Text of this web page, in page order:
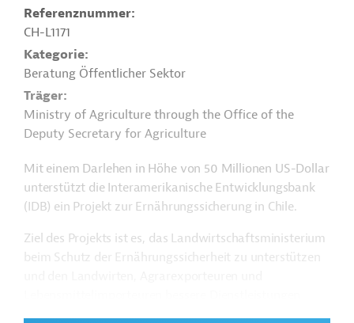
Referenznummer
CH-L1171
Kategorie
Beratung Öffentlicher Sektor
Träger
Ministry of Agriculture through the Office of the
Deputy Secretary for Agriculture
Mit einem Darlehen in Höhe von 50 Millionen US-Dollar
unterstützt die Interamerikanische Entwicklungsbank
(IDB) ein Projekt zur Ernährungssicherung in Chile.
Ziel des Projekts ist es, das Landwirtschaftsministerium
beim Schutz der Ernährungssicherheit zu unterstützen
anzubieten.